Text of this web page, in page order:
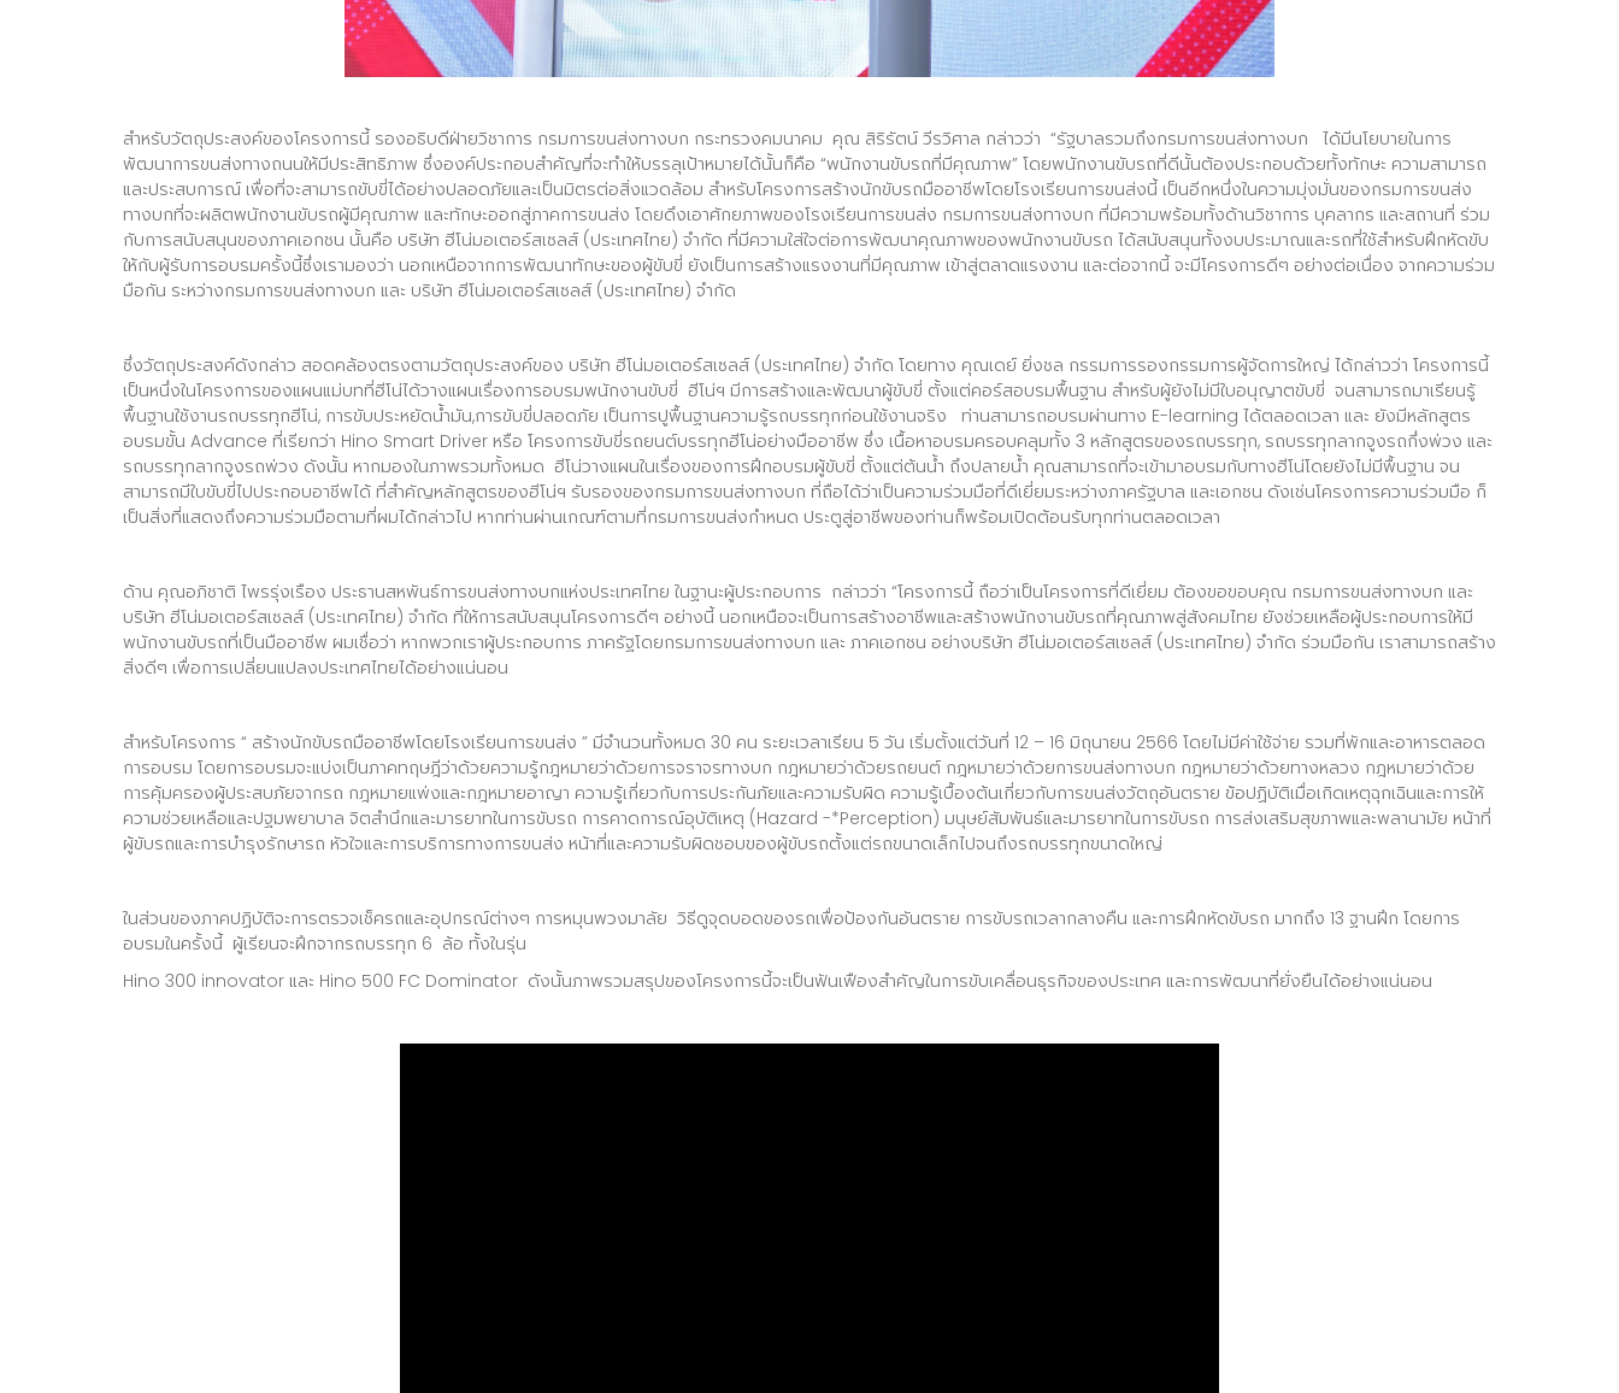
สำหรับวัตถุประสงค์ของโครงการนี้ รองอธิบดีฝ่ายวิชาการ กรมการขนส่งทางบก กระทรวงคมนาคม คุณ สิริรัตน์ วีรวิศาล กล่าวว่า “รัฐบาลรวมถึงกรมการขนส่งทางบก ได้มีนโยบายในการ
พัฒนาการขนส่งทางถนนให้มีประสิทธิภาพ ซึ่งองค์ประกอบสำคัญที่จะทำให้บรรลุเป้าหมายได้นั้นก็คือ “พนักงานขับรถที่มีคุณภาพ” โดยพนักงานขับรถที่ดีนั้นต้องประกอบด้วยทั้งทักษะ ความสามารถ
และประสบการณ์ เพื่อที่จะสามารถขับขี่ได้อย่างปลอดภัยและเป็นมิตรต่อสิ่งแวดล้อม สำหรับโครงการสร้างนักขับรถมืออาชีพโดยโรงเรียนการขนส่งนี้ เป็นอีกหนึ่งในความมุ่งมั่นของกรมการขนส่ง
ทางบกที่จะผลิตพนักงานขับรถผู้มีคุณภาพ และทักษะออกสู่ภาคการขนส่ง โดยดึงเอาศักยภาพของโรงเรียนการขนส่ง กรมการขนส่งทางบก ที่มีความพร้อมทั้งด้านวิชาการ บุคลากร และสถานที่ ร่วม
กับการสนับสนุนของภาคเอกชน นั้นคือ บริษัท ฮีโน่มอเตอร์สเซลส์ (ประเทศไทย) จำกัด ที่มีความใส่ใจต่อการพัฒนาคุณภาพของพนักงานขับรถ ได้สนับสนุนทั้งงบประมาณและรถที่ใช้สำหรับฝึกหัดขับ
ให้กับผู้รับการอบรมครั้งนี้ซึ่งเรามองว่า นอกเหนือจากการพัฒนาทักษะของผู้ขับขี่ ยังเป็นการสร้างแรงงานที่มีคุณภาพ เข้าสู่ตลาดแรงงาน และต่อจากนี้ จะมีโครงการดีๆ อย่างต่อเนื่อง จากความร่วม
มือกัน ระหว่างกรมการขนส่งทางบก และ บริษัท ฮีโน่มอเตอร์สเซลส์ (ประเทศไทย) จำกัด
ซึ่งวัตถุประสงค์ดังกล่าว สอดคล้องตรงตามวัตถุประสงค์ของ บริษัท ฮีโน่มอเตอร์สเซลส์ (ประเทศไทย) จำกัด โดยทาง คุณเดย์ ยิ่งชล กรรมการรองกรรมการผู้จัดการใหญ่ ได้กล่าวว่า โครงการนี้
เป็นหนึ่งในโครงการของแผนแม่บทที่ฮีโน่ได้วางแผนเรื่องการอบรมพนักงานขับขี่ ฮีโน่ฯ มีการสร้างและพัฒนาผู้ขับขี่ ตั้งแต่คอร์สอบรมพื้นฐาน สำหรับผู้ยังไม่มีใบอนุญาตขับขี่ จนสามารถมาเรียนรู้
พื้นฐานใช้งานรถบรรทุกฮีโน่, การขับประหยัดน้ำมัน,การขับขี่ปลอดภัย เป็นการปูพื้นฐานความรู้รถบรรทุกก่อนใช้งานจริง ท่านสามารถอบรมผ่านทาง E-learning ได้ตลอดเวลา และ ยังมีหลักสูตร
อบรมขั้น Advance ที่เรียกว่า Hino Smart Driver หรือ โครงการขับขี่รถยนต์บรรทุกฮีโน่อย่างมืออาชีพ ซึ่ง เนื้อหาอบรมครอบคลุมทั้ง 3 หลักสูตรของรถบรรทุก, รถบรรทุกลากจูงรถกึ่งพ่วง และ
รถบรรทุกลากจูงรถพ่วง ดังนั้น หากมองในภาพรวมทั้งหมด ฮีโน่วางแผนในเรื่องของการฝึกอบรมผู้ขับขี่ ตั้งแต่ต้นน้ำ ถึงปลายน้ำ คุณสามารถที่จะเข้ามาอบรมกับทางฮีโน่โดยยังไม่มีพื้นฐาน จน
สามารถมีใบขับขี่ไปประกอบอาชีพได้ ที่สำคัญหลักสูตรของฮีโน่ฯ รับรองของกรมการขนส่งทางบก ที่ถือได้ว่าเป็นความร่วมมือที่ดีเยี่ยมระหว่างภาครัฐบาล และเอกชน ดังเช่นโครงการความร่วมมือ ก็
เป็นสิ่งที่แสดงถึงความร่วมมือตามที่ผมได้กล่าวไป หากท่านผ่านเกณฑ์ตามที่กรมการขนส่งกำหนด ประตูสู่อาชีพของท่านก็พร้อมเปิดต้อนรับทุกท่านตลอดเวลา
ด้าน คุณอภิชาติ ไพรรุ่งเรือง ประธานสหพันธ์การขนส่งทางบกแห่งประเทศไทย ในฐานะผู้ประกอบการ กล่าวว่า “โครงการนี้ ถือว่าเป็นโครงการที่ดีเยี่ยม ต้องขอขอบคุณ กรมการขนส่งทางบก และ
บริษัท ฮีโน่มอเตอร์สเซลส์ (ประเทศไทย) จำกัด ที่ให้การสนับสนุนโครงการดีๆ อย่างนี้ นอกเหนือจะเป็นการสร้างอาชีพและสร้างพนักงานขับรถที่คุณภาพสู่สังคมไทย ยังช่วยเหลือผู้ประกอบการให้มี
พนักงานขับรถที่เป็นมืออาชีพ ผมเชื่อว่า หากพวกเราผู้ประกอบการ ภาครัฐโดยกรมการขนส่งทางบก และ ภาคเอกชน อย่างบริษัท ฮีโน่มอเตอร์สเซลส์ (ประเทศไทย) จำกัด ร่วมมือกัน เราสามารถสร้าง
สิ่งดีๆ เพื่อการเปลี่ยนแปลงประเทศไทยได้อย่างแน่นอน
สำหรับโครงการ “ สร้างนักขับรถมืออาชีพโดยโรงเรียนการขนส่ง ” มีจำนวนทั้งหมด 30 คน ระยะเวลาเรียน 5 วัน เริ่มตั้งแต่วันที่ 12 – 16 มิถุนายน 2566 โดยไม่มีค่าใช้จ่าย รวมที่พักและอาหารตลอด
การอบรม โดยการอบรมจะแบ่งเป็นภาคทฤษฎีว่าด้วยความรู้กฎหมายว่าด้วยการจราจรทางบก กฎหมายว่าด้วยรถยนต์ กฎหมายว่าด้วยการขนส่งทางบก กฎหมายว่าด้วยทางหลวง กฎหมายว่าด้วย
การคุ้มครองผู้ประสบภัยจากรถ กฎหมายแพ่งและกฎหมายอาญา ความรู้เกี่ยวกับการประกันภัยและความรับผิด ความรู้เบื้องต้นเกี่ยวกับการขนส่งวัตถุอันตราย ข้อปฏิบัติเมื่อเกิดเหตุฉุกเฉินและการให้
ความช่วยเหลือและปฐมพยาบาล จิตสำนึกและมารยาทในการขับรถ การคาดการณ์อุบัติเหตุ (Hazard -*Perception) มนุษย์สัมพันธ์และมารยาทในการขับรถ การส่งเสริมสุขภาพและพลานามัย หน้าที่
ผู้ขับรถและการบำรุงรักษารถ หัวใจและการบริการทางการขนส่ง หน้าที่และความรับผิดชอบของผู้ขับรถตั้งแต่รถขนาดเล็กไปจนถึงรถบรรทุกขนาดใหญ่
ในส่วนของภาคปฏิบัติจะการตรวจเช็ครถและอุปกรณ์ต่างๆ การหมุนพวงมาลัย วิธีดูจุดบอดของรถเพื่อป้องกันอันตราย การขับรถเวลากลางคืน และการฝึกหัดขับรถ มากถึง 13 ฐานฝึก โดยการ
อบรมในครั้งนี้ ผู้เรียนจะฝึกจากรถบรรทุก 6 ล้อ ทั้งในรุ่น
Hino 300 innovator และ Hino 500 FC Dominator ดังนั้นภาพรวมสรุปของโครงการนี้จะเป็นฟันเฟืองสำคัญในการขับเคลื่อนธุรกิจของประเทศ และการพัฒนาที่ยั่งยืนได้อย่างแน่นอน